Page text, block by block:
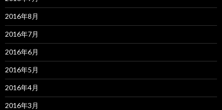
2016年8月
2016年7月
2016年6月
2016年5月
2016年4月
2016年3月